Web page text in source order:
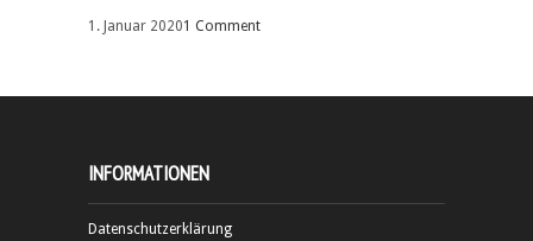
1. Januar 20201 Comment
INFORMATIONEN
Datenschutzerklärung